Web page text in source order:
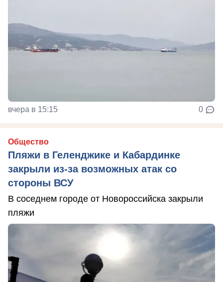
вчера в 15:15 0
Общество
Пляжи в Геленджике и Кабардинке
закрыли из-за возможных атак со
стороны ВСУ
В соседнем городе от Новороссийска закрыли
пляжи